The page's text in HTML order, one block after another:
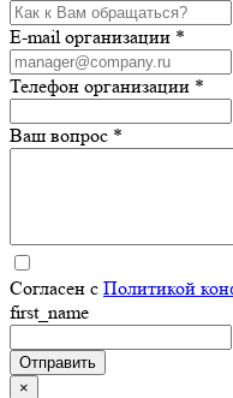
E-mail организации *
Телефон организации *
Ваш вопрос *
Согласен с Политикой
first_name
×